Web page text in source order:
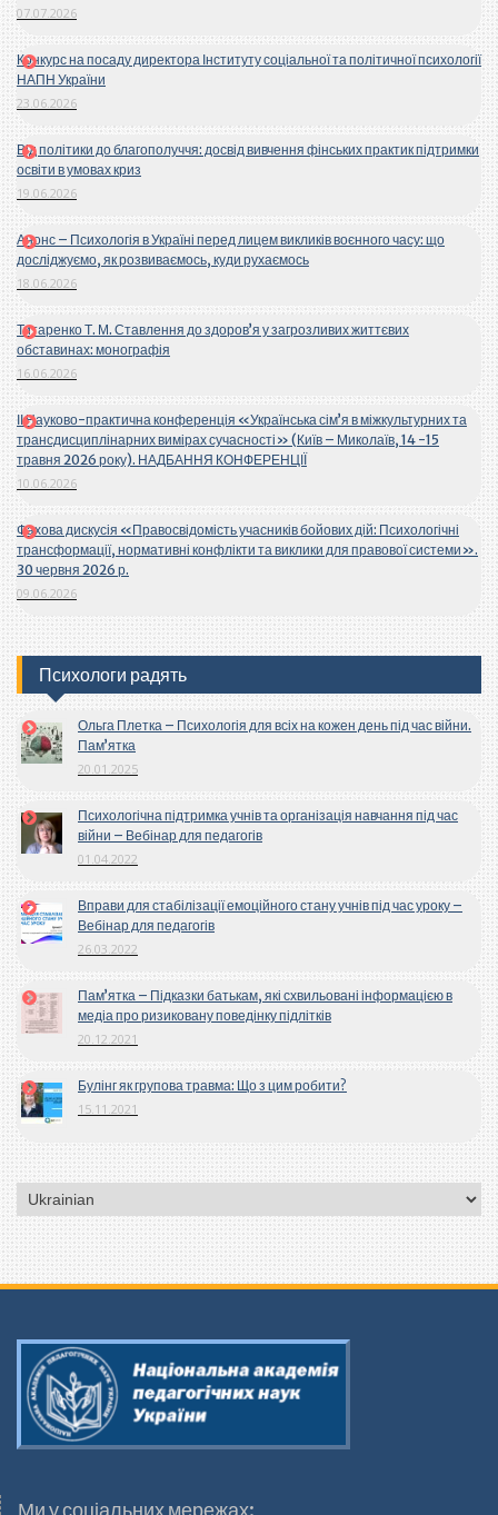
07.07.2026
Конкурс на посаду директора Інституту соціальної та політичної психології
НАПН України
23.06.2026
Від політики до благополуччя: досвід вивчення фінських практик підтримки
освіти в умовах криз
19.06.2026
Анонс – Психологія в Україні перед лицем викликів воєнного часу: що
досліджуємо, як розвиваємось, куди рухаємось
18.06.2026
Титаренко Т. М. Ставлення до здоров’я у загрозливих життєвих
обставинах: монографія
16.06.2026
ІІ Науково-практична конференція «Українська сім’я в міжкультурних та
трансдисциплінарних вимірах сучасності» (Київ – Миколаїв, 14 -15
травня 2026 року). НАДБАННЯ КОНФЕРЕНЦІЇ
10.06.2026
Фахова дискусія «Правосвідомість учасників бойових дій: Психологічні
трансформації, нормативні конфлікти та виклики для правової системи».
30 червня 2026 р.
09.06.2026
Психологи радять
Ольга Плетка – Психологія для всіх на кожен день під час війни.
Пам’ятка
20.01.2025
Психологічна підтримка учнів та організація навчання під час
війни – Вебінар для педагогів
01.04.2022
Вправи для стабілізації емоційного стану учнів під час уроку –
Вебінар для педагогів
26.03.2022
Пам’ятка – Підказки батькам, які схвильовані інформацією в
медіа про ризиковану поведінку підлітків
20.12.2021
Булінг як групова травма: Що з цим робити?
15.11.2021
Вибрати
мову
Ми у соціальних мережах: